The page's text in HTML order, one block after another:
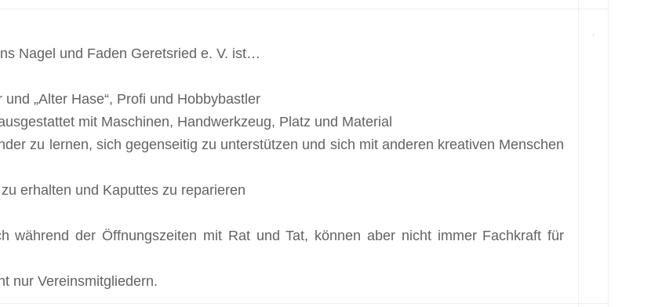
Nagel und Faden Geretsried e. V. ist…
„Alter Hase“, Profi und Hobbybastler
mit Maschinen, Handwerkzeug, Platz und Material
zu lernen, sich gegenseitig zu unterstützen und sich mit anderen kreativen Menschen
erhalten und Kaputtes zu reparieren
während der Öffnungszeiten mit Rat und Tat, können aber nicht immer Fachkraft für
nur Vereinsmitgliedern.